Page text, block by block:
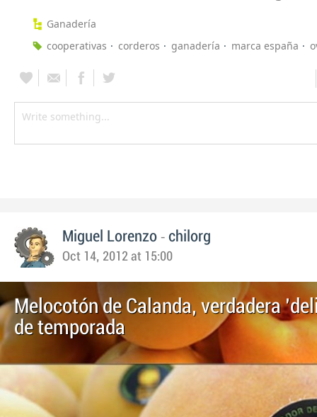
Ganadería
cooperativas
corderos ganadería marca españa
Miguel Lorenzo - chilorg
Oct 14, 2012 at 15:00
Melocotón de Calanda, verdadera
de temporada